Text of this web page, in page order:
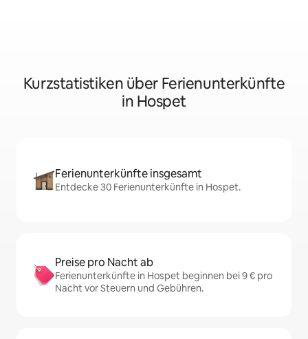
Kurzstatistiken über Ferienunterkünfte
in Hospet
Ferienunterkünfte insgesamt
Entdecke 30 Ferienunterkünfte in Hospet.
Preise pro Nacht ab
Ferienunterkünfte in Hospet beginnen bei 9 € pro
Nacht vor Steuern und Gebühren.